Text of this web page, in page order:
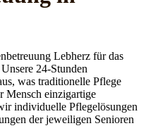
Lebherz für das
24-Stunden
was traditionelle Pflege
Mensch einzigartige
individuelle Pflegelösungen
der jeweiligen Senioren